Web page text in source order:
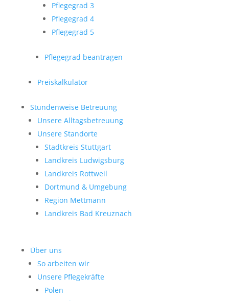
Pflegegrad 3
Pflegegrad 4
Pflegegrad 5
Pflegegrad beantragen
Preiskalkulator
Stundenweise Betreuung
Unsere Alltagsbetreuung
Unsere Standorte
Stadtkreis Stuttgart
Landkreis Ludwigsburg
Landkreis Rottweil
Dortmund & Umgebung
Region Mettmann
Landkreis Bad Kreuznach
Über uns
So arbeiten wir
Unsere Pflegekräfte
Polen